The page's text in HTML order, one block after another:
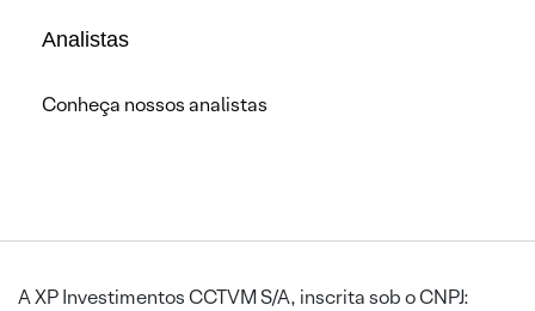
Analistas
Conheça nossos analistas
A XP Investimentos CCTVM S/A, inscrita sob o CNPJ: